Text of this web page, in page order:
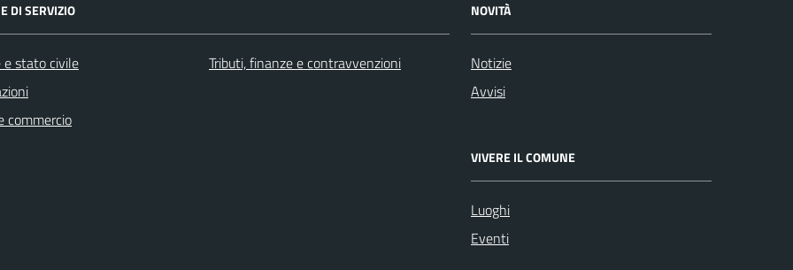
DI SERVIZIO
e stato civile
commercio
Tributi, finanze e contravvenzioni
NOVITÀ
Notizie
Avvisi
VIVERE IL COMUNE
Luoghi
Eventi